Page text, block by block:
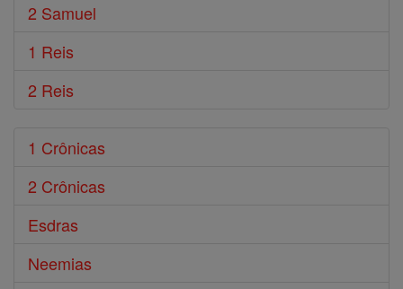
2 Samuel
1 Reis
2 Reis
1 Crônicas
2 Crônicas
Esdras
Neemias